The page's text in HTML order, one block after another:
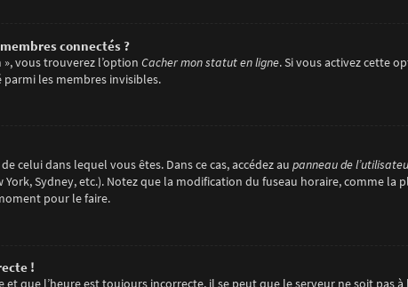
connectés ?
vous trouverez l’option Cacher mon statut en ligne. Si vous activez cette
les membres invisibles.
celui dans lequel vous êtes. Dans ce cas, accédez au panneau de
Sydney, etc.). Notez que la modification du fuseau horaire, comme la
pour le faire.
!
que l’heure est toujours incorrecte, il se peut que le serveur ne soit pas à